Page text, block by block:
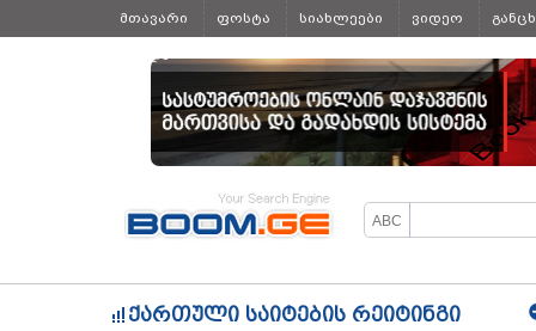
მთავარი ფოსტა სიახლეები ვიდეო
ყველა
ქართული საიტების რეიტინგი